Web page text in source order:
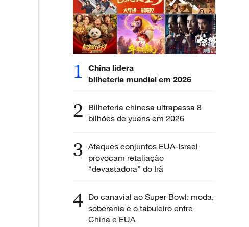
1
China lidera
bilheteria mundial em 2026
2 Bilheteria chinesa ultrapassa 8
bilhões de yuans em 2026
3 Ataques conjuntos EUA-Israel
provocam retaliação
“devastadora” do Irã
4 Do canavial ao Super Bowl: moda,
soberania e o tabuleiro entre
China e EUA